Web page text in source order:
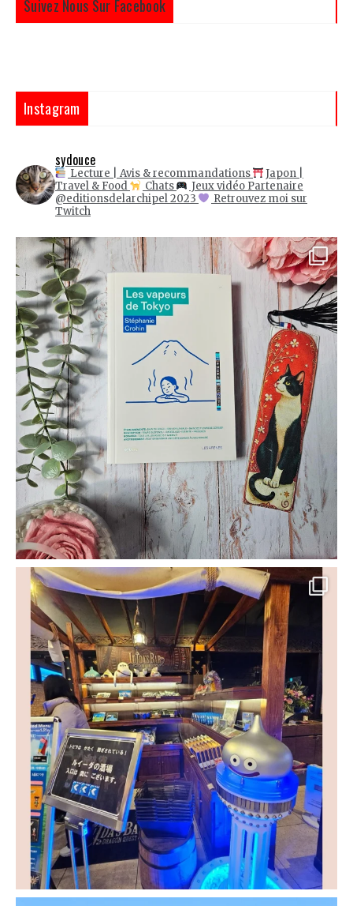
Suivez Nous Sur Facebook
Instagram
sydouce
Lecture | Avis & recommandations
Japon |
Travel & Food
Chats Jeux vidéo Partenaire
@editionsdelarchipel 2023
Retrouvez moi sur
Twitch